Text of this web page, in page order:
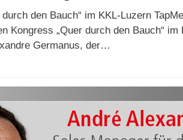
den Bauch“ im KKL-Luzern
Kongress „Quer durch den Bauch“
Germanus, der…